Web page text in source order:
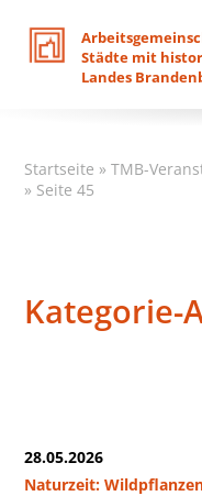
Städte mit
Landes
Startseite »TMB-
» Seite 45
Kategorie-
28.05.2026
Naturzeit: